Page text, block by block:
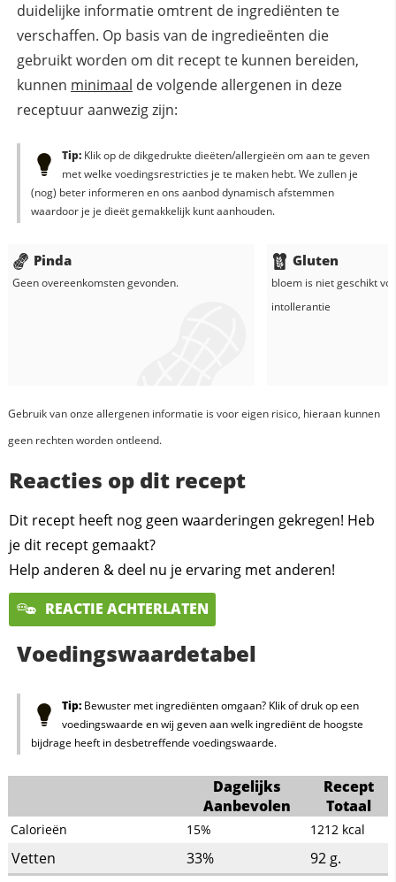
duidelijke informatie omtrent de ingrediënten te
verschaffen. Op basis van de ingredieënten die
gebruikt worden om dit recept te kunnen bereiden,
kunnen minimaal de volgende allergenen in deze
receptuur aanwezig zijn:
Tip:Klik op de dikgedrukte dieëten/allergieën om aan te geven
met welke voedingsrestricties je te maken hebt. We zullen je
(nog) beter informeren en ons aanbod dynamisch afstemmen
waardoor je je dieët gemakkelijk kunt aanhouden.
Pinda
Geen overeenkomsten gevonden.
Gluten
bloemis niet geschikt
intollerantie
Gebruik van onze allergenen informatie is voor eigen risico, hieraan kunnen
geen rechten worden ontleend.
Reacties op dit recept
Dit recept heeft nog geen waarderingen gekregen! Heb
je dit recept gemaakt?
Help anderen & deel nu je ervaring met anderen!
REACTIE ACHTERLATEN
Voedingswaardetabel
Tip:Bewuster met ingrediënten omgaan? Klik of druk op een
voedingswaarde en wij geven aan welk ingrediënt de hoogste
bijdrage heeft in desbetreffende voedingswaarde.
Dagelijks
Aanbevolen
Recept
Totaal
Calorieën 15% 1212 kcal
Vetten 33% 92 g.